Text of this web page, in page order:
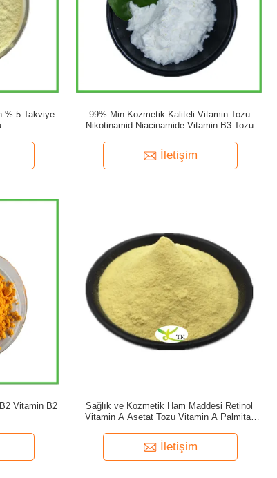
% 5 Takviye
99% Min Kozmetik Kaliteli Vitamin Tozu
Nikotinamid Niacinamide Vitamin B3 Tozu
İletişim
Vitamin B2
Sağlık ve Kozmetik Ham Maddesi Retinol
Vitamin A Asetat Tozu Vitamin A Palmitat
İletişim